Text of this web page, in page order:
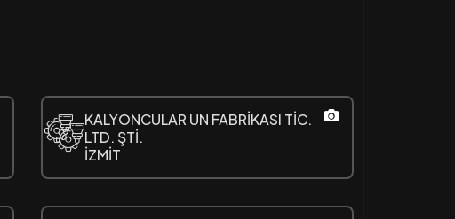
KALYONCULAR UN FABRİKASI TİC.
LTD. ŞTİ.
İZMİT